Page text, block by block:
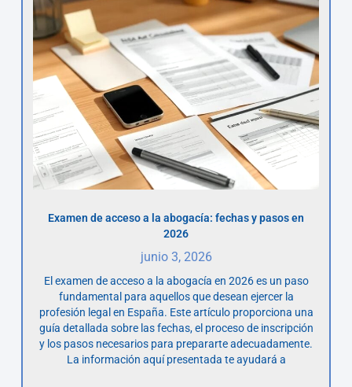
Examen de acceso a la abogacía: fechas y pasos en
2026
junio 3, 2026
El examen de acceso a la abogacía en 2026 es un paso
fundamental para aquellos que desean ejercer la
profesión legal en España. Este artículo proporciona una
guía detallada sobre las fechas, el proceso de inscripción
y los pasos necesarios para prepararte adecuadamente.
La información aquí presentada te ayudará a